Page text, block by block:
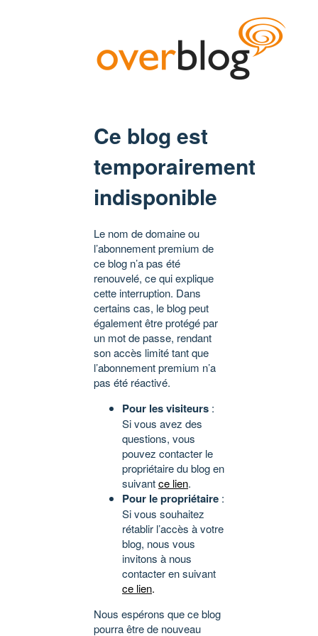
Ce blog est
temporairement
indisponible
Le nom de domaine ou
l’abonnement premium de
ce blog n’a pas été
renouvelé, ce qui explique
cette interruption. Dans
certains cas, le blog peut
également être protégé par
un mot de passe, rendant
son accès limité tant que
l’abonnement premium n’a
pas été réactivé.
Pour les visiteurs :
Si vous avez des
questions, vous
pouvez contacter le
propriétaire du blog en
suivantce lien.
Pour le propriétaire :
Si vous souhaitez
rétablir l’accès à votre
blog, nous vous
invitons à nous
contacter en suivant
ce lien.
Nous espérons que ce blog
pourra être de nouveau